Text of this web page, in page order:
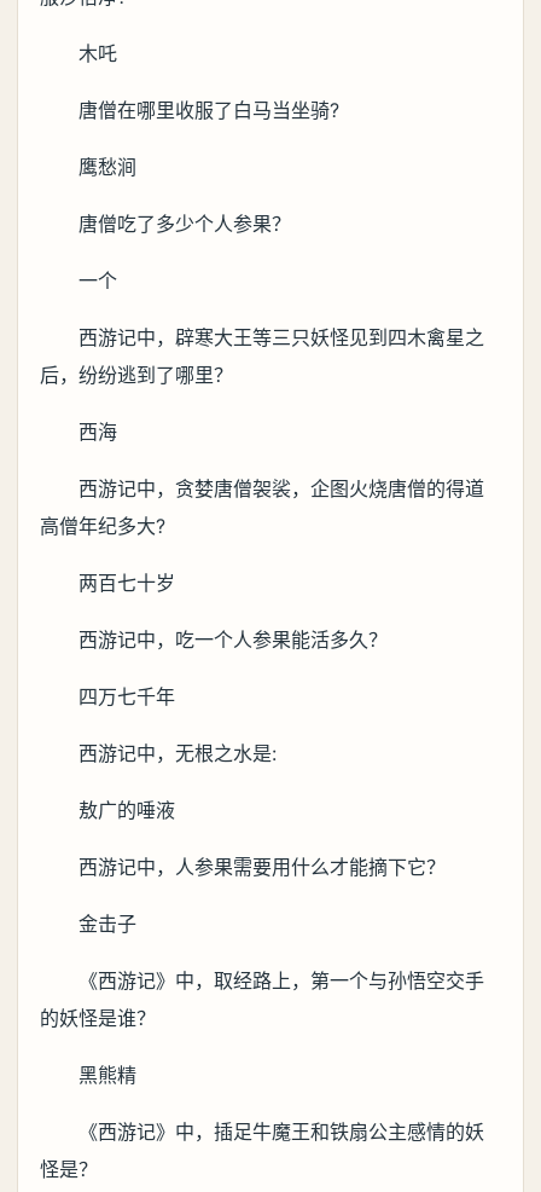
木吒
唐僧在哪里收服了白马当坐骑?
鹰愁涧
唐僧吃了多少个人参果？
一个
西游记中，辟寒大王等三只妖怪见到四木禽星之
后，纷纷逃到了哪里？
西海
西游记中，贪婪唐僧袈裟，企图火烧唐僧的得道
高僧年纪多大?
两百七十岁
西游记中，吃一个人参果能活多久？
四万七千年
西游记中，无根之水是:
敖广的唾液
西游记中，人参果需要用什么才能摘下它？
金击子
《西游记》中，取经路上，第一个与孙悟空交手
的妖怪是谁？
黑熊精
《西游记》中，插足牛魔王和铁扇公主感情的妖
怪是？